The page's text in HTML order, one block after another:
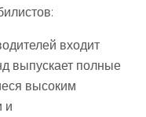
входит
выпускает полные
высоким
и